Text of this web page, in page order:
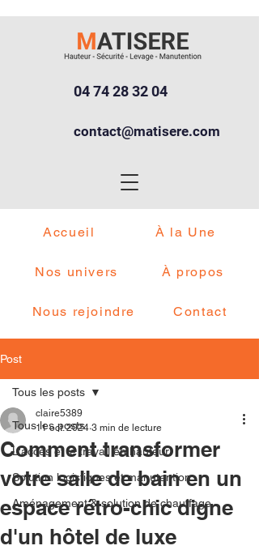
04 74 28 32 04
contact@matisere.com
Accueil À la Une
Nos univers À propos
Nous rejoindre Contact
Post
Tous les posts
L'accès et le travail en hauteur
Solution logistiques et manutention
Aménagement & solution de chauffage
Tous les posts
Comment transformer
votre salle de bain en un
espace rétro-chic digne
d'un hôtel de luxe
claire5389
11 oct. 2024 3 min de lecture